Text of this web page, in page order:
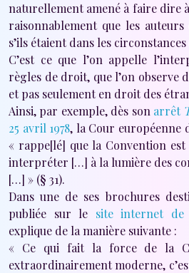
naturellement amené à faire dire
raisonnablement que les
s’ils étaient dans les circonstances
C’est ce que l’on appelle
règles de droit, que l’on observe
et pas seulement en droit des
Ainsi, par exemple, dès son arrêt
25 avril 1978, la Cour européenne
« rappe[lé] que la Convention
interpréter […] à la lumière des
[…] » (§ 31).
Dans une de ses brochures
publiée sur le site internet
explique de la manière suivante :
« Ce qui fait la force de la
extraordinairement moderne,